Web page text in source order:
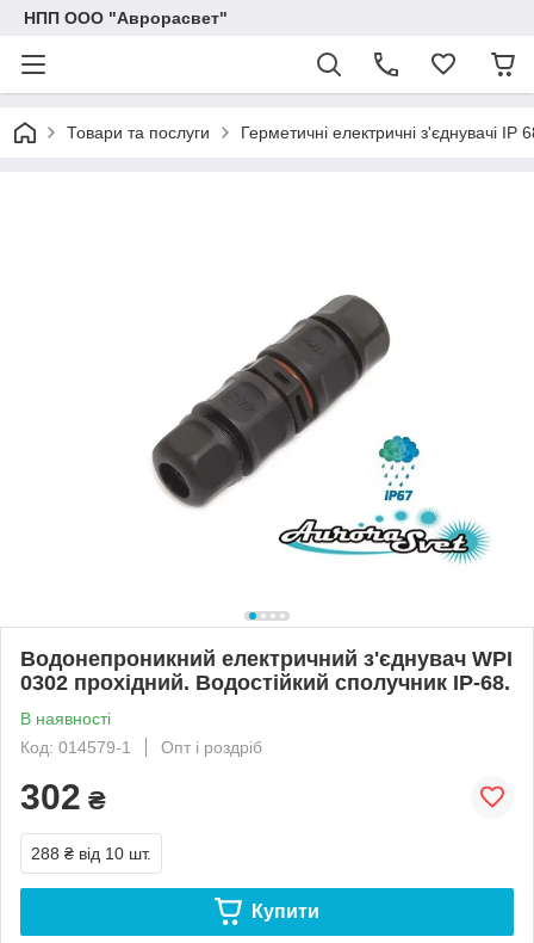
НПП ООО "Аврорасвет"
Товари та послуги Герметичні електричні з'єднувачі IP
Водонепроникний електричний з'єднувач WPI
0302 прохідний. Водостійкий сполучник IP-68.
В наявності
Код: 014579-1
Опт і роздріб
302 ₴
288 ₴ від 10 шт.
Купити